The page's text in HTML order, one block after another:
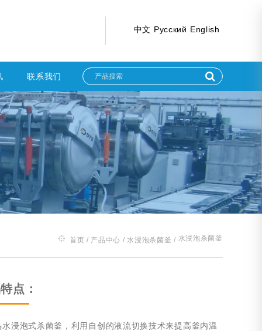
中文 Русский English
联系我们
首页 / 产品中心 /水浸泡杀菌釜 / 水浸泡杀菌釜
点：
泡式杀菌釜，利用自创的液流切换技术来提高釜内温